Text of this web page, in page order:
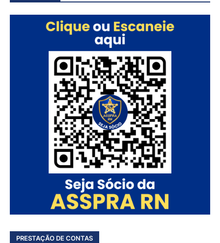
PRESTAÇÃO DE CONTAS